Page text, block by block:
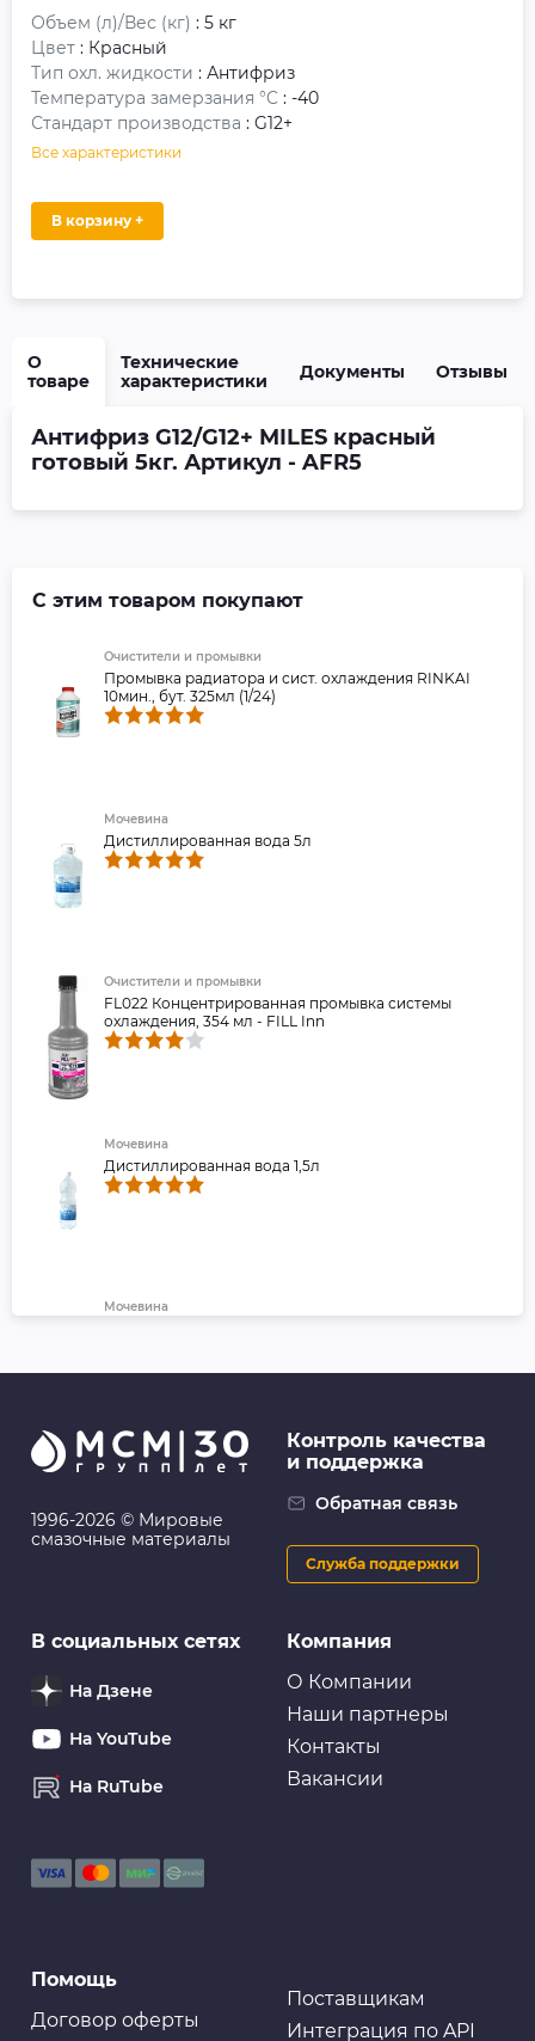
Объем (л)/Вес (кг) : 5 кг
Цвет : Красный
Тип охл. жидкости : Антифриз
Температура замерзания °C : -40
Стандарт производства : G12+
Все характеристики
В корзину +
О
товаре
Технические
характеристики
Документы Отзывы
Антифриз G12/G12+ MILES красный
готовый 5кг. Артикул - AFR5
С этим товаром покупают
Очистители и промывки
Промывка радиатора и сист. охлаждения RINKAI
10мин., бут. 325мл (1/24)
Мочевина
Дистиллированная вода 5л
Очистители и промывки
FL022 Концентрированная промывка системы
охлаждения, 354 мл - FILL Inn
Мочевина
Дистиллированная вода 1,5л
Мочевина
1996-2026 © Мировые
смазочные материалы
Компания
О Компании
Наши партнеры
Контакты
Вакансии
Помощь
Договор оферты
Поставщикам
Интеграция по API
Контроль качества
и поддержка
Обратная связь
Служба поддержки
В социальных сетях
На Дзене
На YouTube
На RuTube